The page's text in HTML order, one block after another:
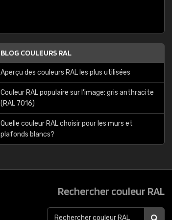
BLOG COULEURS RAL
Aperçu des couleurs RAL les plus utilisées
Couleur RAL populaire sur l'image: gris anthracite
(RAL 7016)
Quelle couleur RAL choisir pour les murs et
plafonds blancs?
Rechercher couleur RAL